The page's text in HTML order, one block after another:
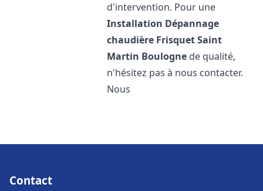
d'intervention. Pour une
Installation Dépannage
chaudière FrisquetSaint
Martin Boulogne de qualité,
n'hésitez pas à nous contacter.
Nous
Contact